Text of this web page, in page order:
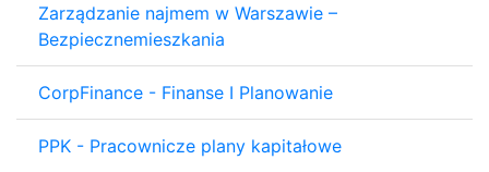
Zarządzanie najmem w Warszawie –
Bezpiecznemieszkania
CorpFinance - Finanse I Planowanie
PPK - Pracownicze plany kapitałowe